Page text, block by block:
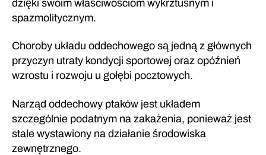
dzięki swoim właściwościom wykrztuśnym i
spazmolitycznym.
Choroby układu oddechowego są jedną z głównych
przyczyn utraty kondycji sportowej oraz opóźnień
wzrostu i rozwoju u gołębi pocztowych.
Narząd oddechowy ptaków jest układem
szczególnie podatnym na zakażenia, ponieważ jest
stale wystawiony na działanie środowiska
zewnętrznego.